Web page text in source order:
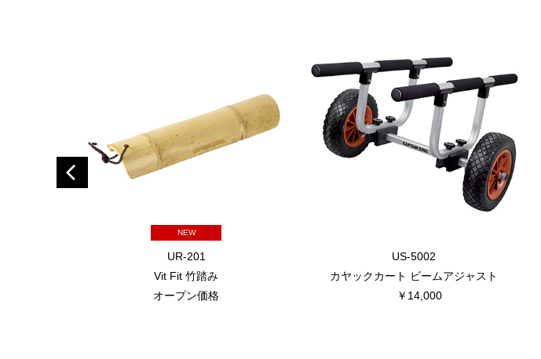
NEW
UR-201
Vit Fit 竹踏み
オープン価格
US-5002
カヤックカート ビームアジャスト
￥14,000